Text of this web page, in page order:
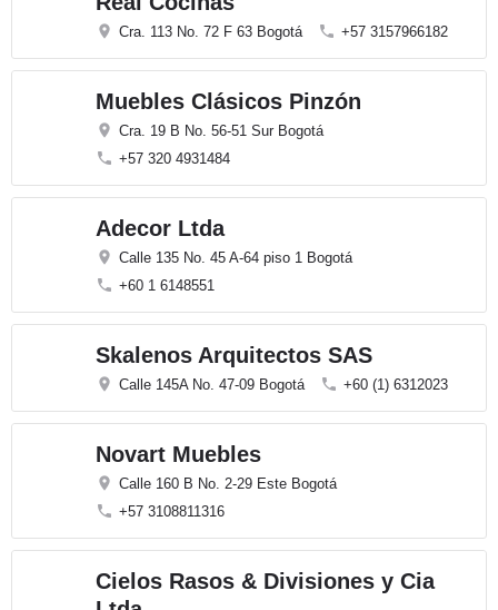
Cra. 113 No. 72 F 63 Bogotá +57 3157966182
Muebles Clásicos Pinzón
Cra. 19 B No. 56-51 Sur Bogotá
+57 320 4931484
Adecor Ltda
Calle 135 No. 45 A-64 piso 1 Bogotá
+60 1 6148551
Skalenos Arquitectos SAS
Calle 145A No. 47-09 Bogotá +60 (1) 6312023
Novart Muebles
Calle 160 B No. 2-29 Este Bogotá
+57 3108811316
Cielos Rasos & Divisiones y Cia